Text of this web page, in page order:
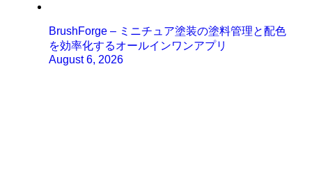
BrushForge – ミニチュア塗装の塗料管理と配色
を効率化するオールインワンアプリ
August 6, 2026